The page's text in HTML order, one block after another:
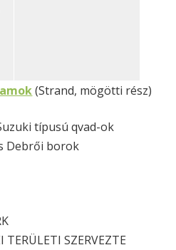
(Strand, mögötti rész)
típusú qvad-ok
Debrői borok
TERÜLETI SZERVEZTE